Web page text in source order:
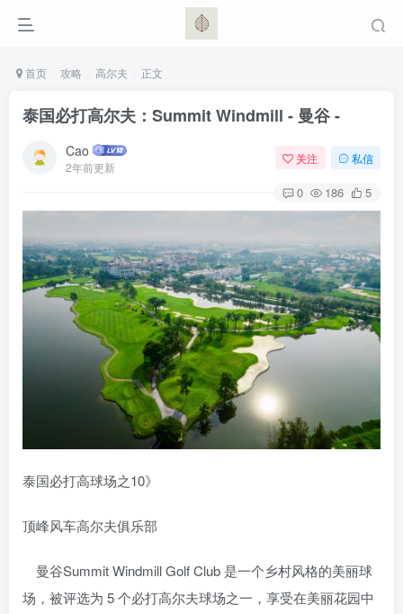
首页 攻略 高尔夫 正文
泰国必打高尔夫：Summit Windmill - 曼谷 -
Cao
2年前更新
关注 私信
0 186 5
泰国必打高球场之10》
顶峰风车高尔夫俱乐部
曼谷Summit Windmill Golf Club 是一个乡村风格的美丽球
场，被评选为 5 个必打高尔夫球场之一，享受在美丽花园中